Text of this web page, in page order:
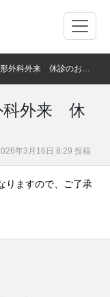
３月１６日（月）整形外科外来 休診のお知らせ
科外来 休
年3月16日 8:29 投稿
りますので、ご了承